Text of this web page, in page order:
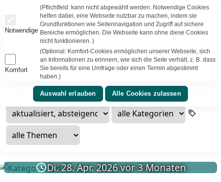
PBCS IT-News – IT. Web. Einfach. Webdesign, Analyse & Beratung
Quiz Kategorie:Chemie 34Ergebnisse
Quiz zu chemischen Formeln, Elementen, Stoffen,
Periodensystem und chemischem Grundlagenwissen.
Di. 28. Apr. 2026 vor 3 Monaten
Notwendige
(Pflichtfeld: kann nicht abgewählt werden. Notwendige Cookies
helfen dabei, eine Webseite nutzbar zu machen, indem sie
Grundfunktionen wie Seitennavigation und Zugriff auf sichere
Bereiche ermöglichen. Die Webseite kann ohne diese Cookies
nicht funktionieren. )
Komfort
(Optional: Komfort-Cookies ermöglichen unserer Webseite, sich
an Informationen zu erinnern, wie sich die Seite verhält, z. B. dass
Sie bereits für eine Umfrage oder einen Termin abgestimmt
haben.)